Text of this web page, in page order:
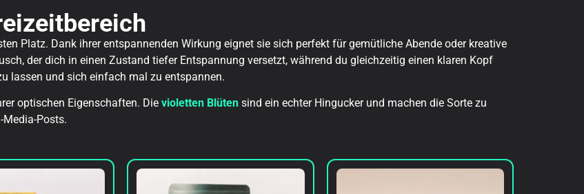
Platz. Dank ihrer entspannenden Wirkung eignet sie sich perfekt für gemütliche Abende oder kreative
der dich in einen Zustand tiefer Entspannung versetzt, während du gleichzeitig einen klaren Kopf
lassen und sich einfach mal zu entspannen.
optischen Eigenschaften. Die violetten Blüten sind ein echter Hingucker und machen die Sorte zu
Posts.